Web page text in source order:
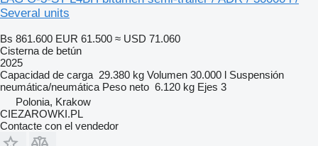
Several units
Bs 861.600 EUR 61.500 ≈ USD 71.060
Cisterna de betún
2025
Capacidad de carga 29.380 kg Volumen 30.000 l Suspensión
neumática/neumática Peso neto 6.120 kg Ejes 3
Polonia, Krakow
CIEZAROWKI.PL
Contacte con el vendedor